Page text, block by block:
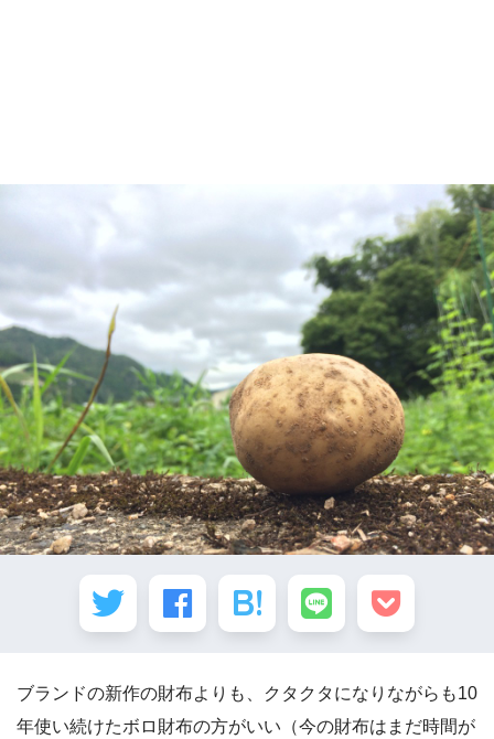
ブランドの新作の財布よりも、クタクタになりながらも10
年使い続けたボロ財布の方がいい（今の財布はまだ時間が